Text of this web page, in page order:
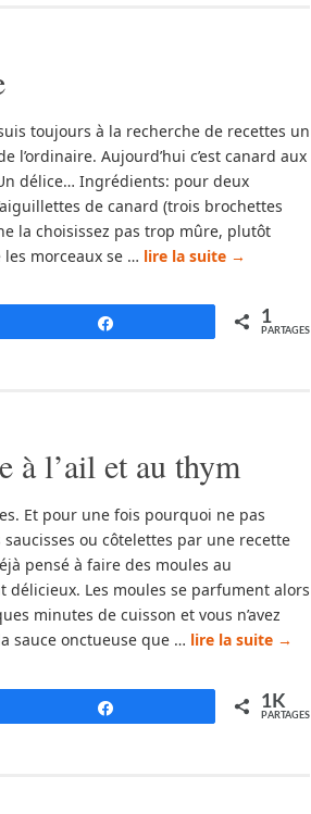
toujours à la recherche de recettes un
l’ordinaire. Aujourd’hui c’est canard aux
délice… Ingrédients: pour deux
de canard (trois brochettes
la choisissez pas trop mûre, plutôt
morceaux se … lire la suite →
1
PARTAGES
à l’ail et au thym
Et pour une fois pourquoi ne pas
ou côtelettes par une recette
pensé à faire des moules au
délicieux. Les moules se parfument alors
minutes de cuisson et vous n’avez
sauce onctueuse que … lire la suite →
1K
PARTAGES